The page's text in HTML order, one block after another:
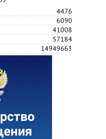
4476
6090
41008
57184
14949663